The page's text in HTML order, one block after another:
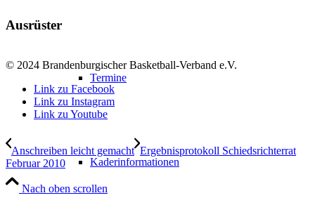
Termine
Kaderinformationen
Ausrüster
© 2024 Brandenburgischer Basketball-Verband e.V.
Link zu Facebook
Link zu Instagram
Link zu Youtube
Anschreiben leicht gemacht Ergebnisprotokoll Schiedsrichterrat
Februar 2010
Nach oben scrollen